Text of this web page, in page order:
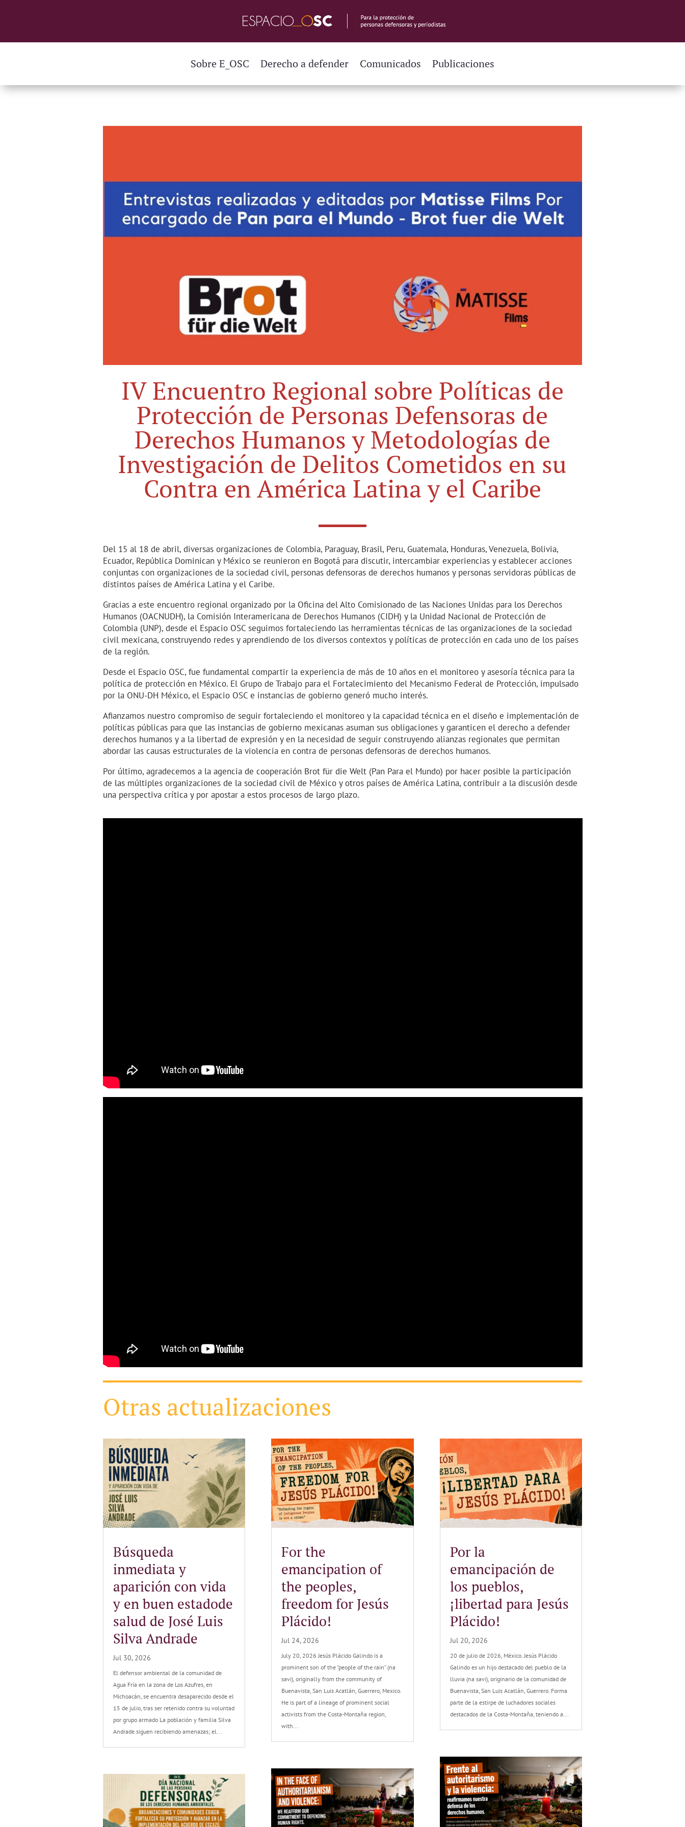
Sobre E_OSC Derecho a defender Comunicados Publicaciones
IV Encuentro Regional sobre Políticas de
Protección de Personas Defensoras de
Derechos Humanos y Metodologías de
Investigación de Delitos Cometidos en su
Contra en América Latina y el Caribe
Del 15 al 18 de abril, diversas organizaciones de Colombia, Paraguay, Brasil, Peru, Guatemala, Honduras, Venezuela, Bolivia,
Ecuador, República Dominican y México se reunieron en Bogotá para discutir, intercambiar experiencias y establecer acciones
conjuntas con organizaciones de la sociedad civil, personas defensoras de derechos humanos y personas servidoras públicas de
distintos países de América Latina y el Caribe.
Gracias a este encuentro regional organizado por la Oficina del Alto Comisionado de las Naciones Unidas para los Derechos
Humanos (OACNUDH), la Comisión Interamericana de Derechos Humanos (CIDH) y la Unidad Nacional de Protección de
Colombia (UNP), desde el Espacio OSC seguimos fortaleciendo las herramientas técnicas de las organizaciones de la sociedad
civil mexicana, construyendo redes y aprendiendo de los diversos contextos y políticas de protección en cada uno de los países
de la región.
Desde el Espacio OSC, fue fundamental compartir la experiencia de más de 10 años en el monitoreo y asesoría técnica para la
política de protección en México. El Grupo de Trabajo para el Fortalecimiento del Mecanismo Federal de Protección, impulsado
por la ONU-DH México, el Espacio OSC e instancias de gobierno generó mucho interés.
Afianzamos nuestro compromiso de seguir fortaleciendo el monitoreo y la capacidad técnica en el diseño e implementación de
políticas públicas para que las instancias de gobierno mexicanas asuman sus obligaciones y garanticen el derecho a defender
derechos humanos y a la libertad de expresión y en la necesidad de seguir construyendo alianzas regionales que permitan
abordar las causas estructurales de la violencia en contra de personas defensoras de derechos humanos.
Por último, agradecemos a la agencia de cooperación Brot für die Welt (Pan Para el Mundo) por hacer posible la participación
de las múltiples organizaciones de la sociedad civil de México y otros países de América Latina, contribuir a la discusión desde
una perspectiva crítica y por apostar a estos procesos de largo plazo.
Otras actualizaciones
Búsqueda
inmediata y
aparición con vida
y en buen estadode
salud de José Luis
Silva Andrade
Jul 30, 2026
El defensor ambiental de la comunidad de
Agua Fría en la zona de Los Azufres, en
Michoacán, se encuentra desaparecido desde el
15 de julio, tras ser retenido contra su voluntad
por grupo armado La población y familia Silva
Andrade siguen recibiendo amenazas; el...
For the
emancipation of
the peoples,
freedom for Jesús
Plácido!
Jul 24, 2026
July 20, 2026 Jesús Plácido Galindo is a
prominent son of the “people of the rain” (na
savi), originally from the community of
Buenavista, San Luis Acatlán, Guerrero, Mexico.
He is part of a lineage of prominent social
activists from the Costa-Montaña region,
with...
Por la
emancipación de
los pueblos,
¡libertad para Jesús
Plácido!
Jul 20, 2026
20 de julio de 2026, México. Jesús Plácido
Galindo es un hijo destacado del pueblo de la
lluvia (na savi), originario de la comunidad de
Buenavista, San Luis Acatlán, Guerrero. Forma
parte de la estirpe de luchadores sociales
destacados de la Costa-Montaña, teniendo a...